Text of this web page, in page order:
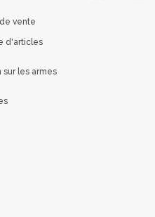
vente
d'articles
sur les armes